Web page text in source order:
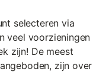
selecteren via
veel voorzieningen
zijn! De meest
zijn over